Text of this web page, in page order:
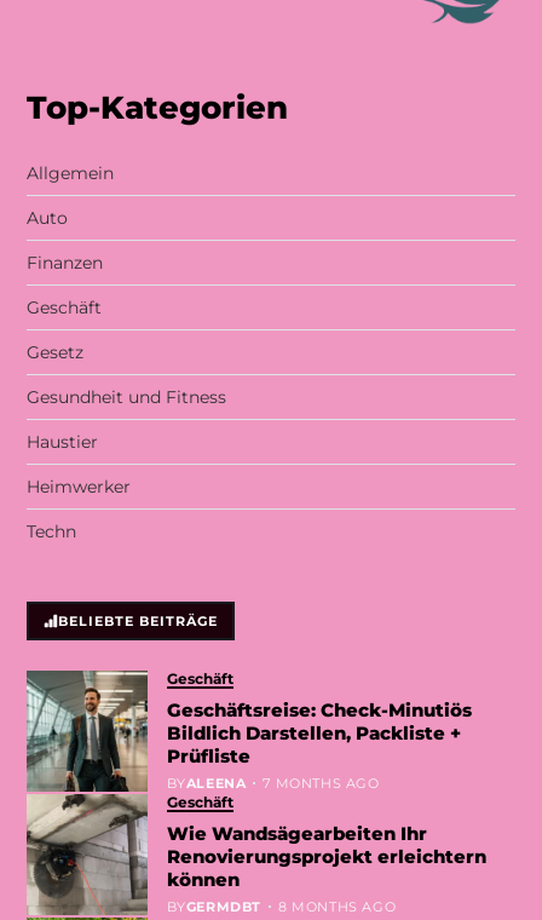
Top-Kategorien
Allgemein
Auto
Finanzen
Geschäft
Gesetz
Gesundheit und Fitness
Haustier
Heimwerker
Techn
BELIEBTE BEITRÄGE
Geschäft
Geschäftsreise: Check-Minutiös
Bildlich Darstellen, Packliste +
Prüfliste
BYALEENA 7 MONTHS AGO
Geschäft
Wie Wandsägearbeiten Ihr
Renovierungsprojekt erleichtern
können
BYGERMDBT 8 MONTHS AGO